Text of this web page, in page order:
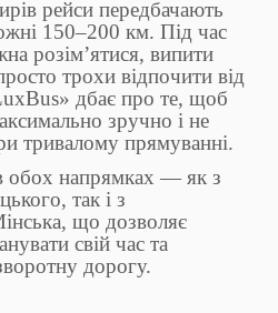
рейси передбачають
150–200 км. Під час
розім’ятися, випити
трохи відпочити від
дбає про те, щоб
зручно і не
тривалому прямуванні.
обох напрямках — як з
так і з
що дозволяє
свій час та
дорогу.